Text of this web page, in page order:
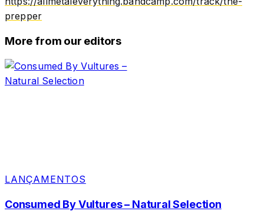
prepper
More from our editors
LANÇAMENTOS
Consumed By Vultures – Natural Selection